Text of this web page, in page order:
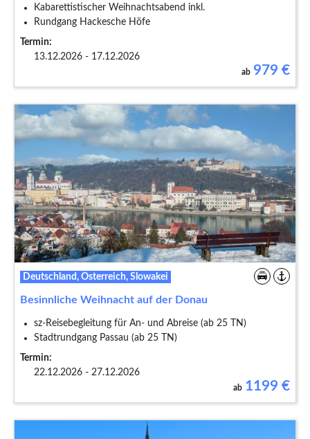
Kabarettistischer Weihnachtsabend inkl.
Rundgang Hackesche Höfe
Termin:
13.12.2026 - 17.12.2026
ab 979 €
Deutschland, Österreich, Slowakei
Besinnliche Weihnacht auf der Donau
sz-Reisebegleitung für An- und Abreise (ab 25 TN)
Stadtrundgang Passau (ab 25 TN)
Termin:
22.12.2026 - 27.12.2026
ab 1199 €